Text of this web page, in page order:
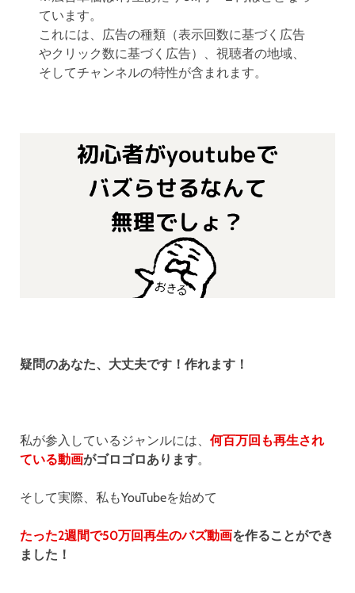
ています。
これには、広告の種類（表示回数に基づく広告
やクリック数に基づく広告）、視聴者の地域、
そしてチャンネルの特性が含まれます。
疑問のあなた、大丈夫です！作れます！
私が参入しているジャンルには、 何百万回も再生され
ている動画がゴロゴロあります。
そして実際、私もYouTubeを始めて
たった2週間で50万回再生のバズ動画を作ることができ
ました！